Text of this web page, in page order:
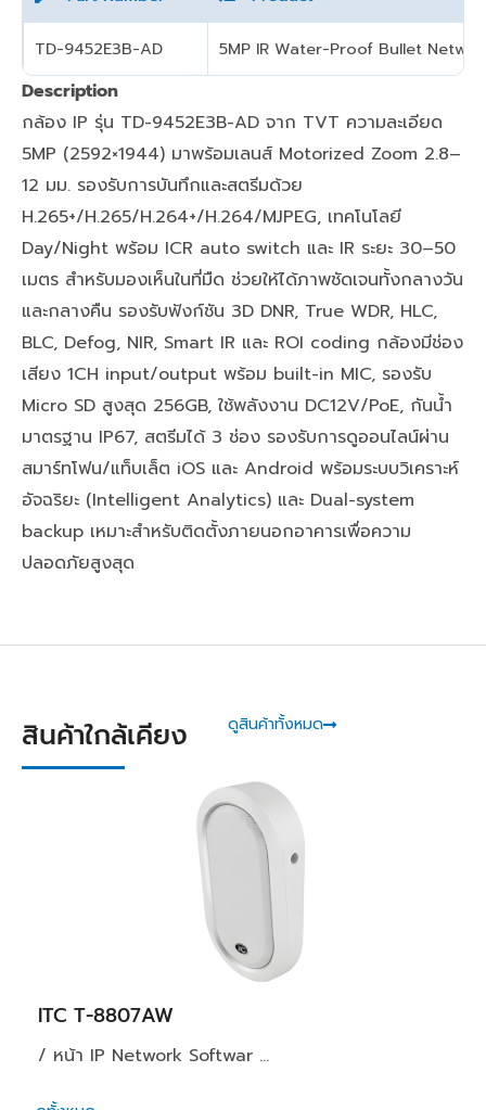
TD-9452E3B-AD 5MP IR Water-Proof Bullet
Description
กล้อง IP รุ่น TD-9452E3B-AD จาก TVT ความละเอียด
5MP (2592×1944) มาพร้อมเลนส์ Motorized Zoom 2.8–
12 มม. รองรับการบันทึกและสตรีมด้วย
H.265+/H.265/H.264+/H.264/MJPEG, เทคโนโลยี
Day/Night พร้อม ICR auto switch และ IR ระยะ 30–50
เมตร สำหรับมองเห็นในที่มืด ช่วยให้ได้ภาพชัดเจนทั้งกลางวัน
และกลางคืน รองรับฟังก์ชัน 3D DNR, True WDR, HLC,
BLC, Defog, NIR, Smart IR และ ROI coding กล้องมีช่อง
เสียง 1CH input/output พร้อม built-in MIC, รองรับ
Micro SD สูงสุด 256GB, ใช้พลังงาน DC12V/PoE, กันน้ำ
มาตรฐาน IP67, สตรีมได้ 3 ช่อง รองรับการดูออนไลน์ผ่าน
สมาร์ทโฟน/แท็บเล็ต iOS และ Android พร้อมระบบวิเคราะห์
อัจฉริยะ (Intelligent Analytics) และ Dual-system
backup เหมาะสำหรับติดตั้งภายนอกอาคารเพื่อความ
ปลอดภัยสูงสุด
สินค้าใกล้เคียง ดูสินค้าทั้งหมด
ITC T-8807AW
/ หน้า IP Network Softwar ...